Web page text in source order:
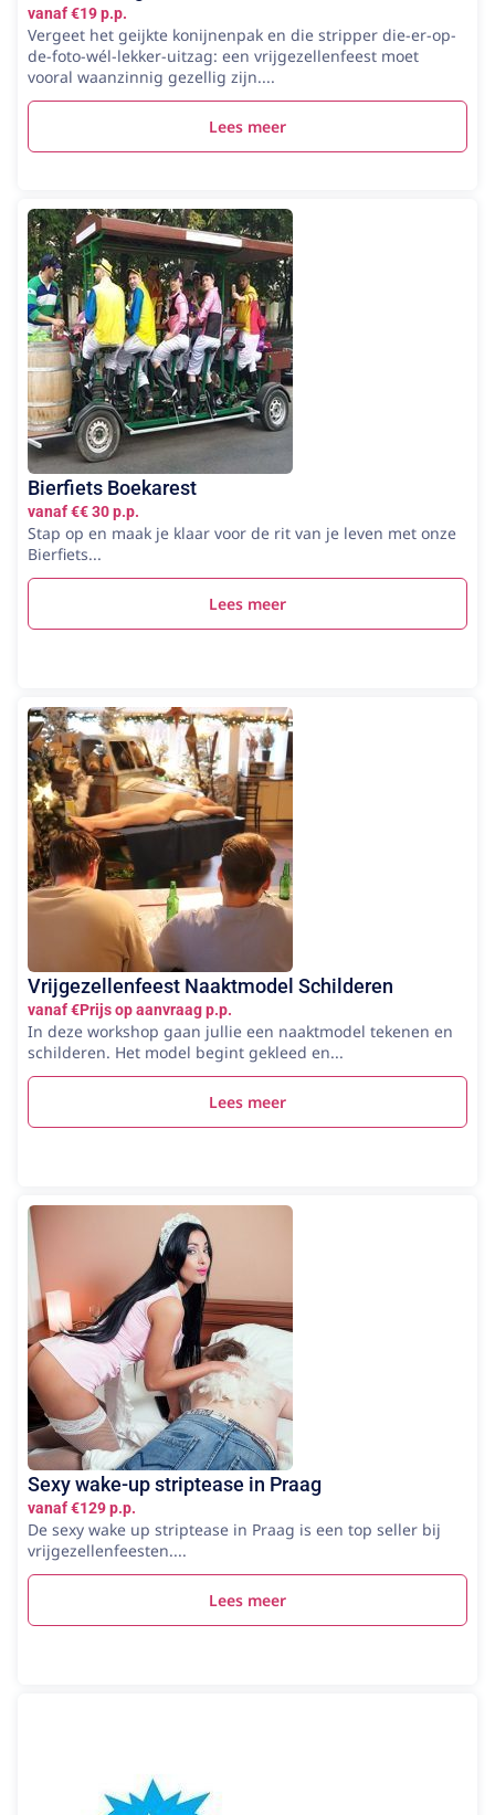
vanaf €19 p.p.
Vergeet het geijkte konijnenpak en die stripper die-er-op-
de-foto-wél-lekker-uitzag: een vrijgezellenfeest moet
vooral waanzinnig gezellig zijn....
Lees meer
Bierfiets Boekarest
vanaf €€ 30 p.p.
Stap op en maak je klaar voor de rit van je leven met onze
Bierfiets...
Lees meer
Vrijgezellenfeest Naaktmodel Schilderen
vanaf €Prijs op aanvraag p.p.
In deze workshop gaan jullie een naaktmodel tekenen en
schilderen. Het model begint gekleed en...
Lees meer
Sexy wake-up striptease in Praag
vanaf €129 p.p.
De sexy wake up striptease in Praag is een top seller bij
vrijgezellenfeesten....
Lees meer